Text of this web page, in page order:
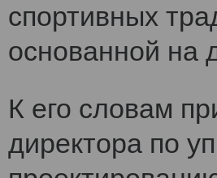
спортивных
основанной на
К его словам
директора по